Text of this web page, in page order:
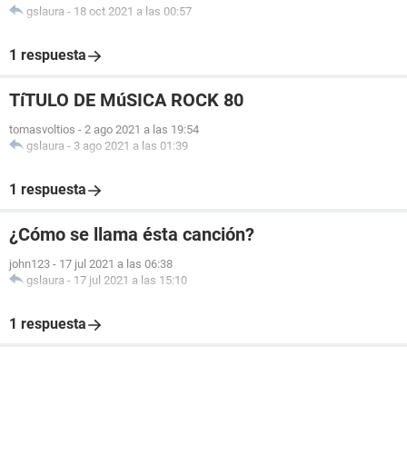
gslaura - 18 oct 2021 a las 00:57
1 respuesta
TíTULO DE MúSICA ROCK 80
tomasvoltios - 2 ago 2021 a las 19:54
gslaura - 3 ago 2021 a las 01:39
1 respuesta
¿Cómo se llama ésta canción?
john123 - 17 jul 2021 a las 06:38
gslaura - 17 jul 2021 a las 15:10
1 respuesta